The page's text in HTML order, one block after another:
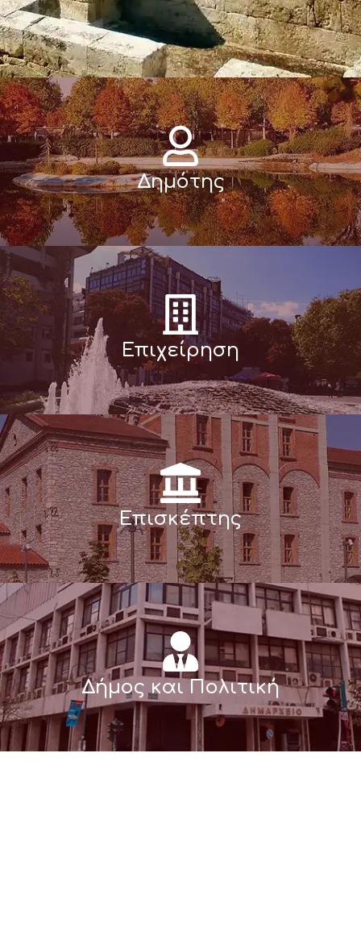
Δημότης
Επιχείρηση
Επισκέπτης
Δήμος και Πολιτική